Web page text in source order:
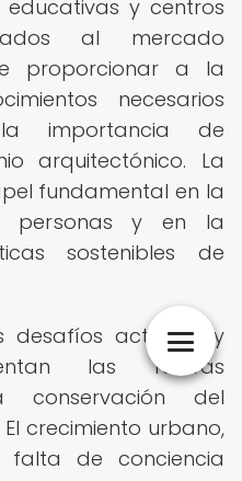
y centros
al mercado
proporcionar a la
necesarios
importancia de
arquitectónico. La
fundamental en la
personas y en la
sostenibles de
desafíos actuales y
las futuras
conservación del
crecimiento urbano,
de conciencia